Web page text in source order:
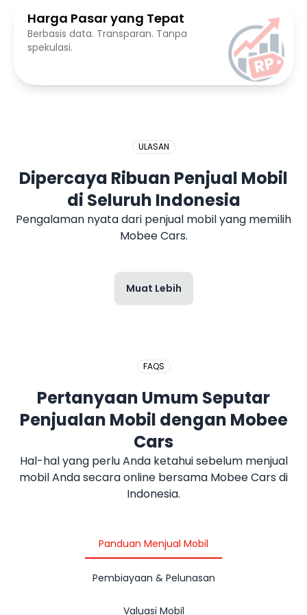
Harga Pasar yang Tepat
Berbasis data. Transparan. Tanpa
spekulasi.
ULASAN
Dipercaya Ribuan Penjual Mobil
di Seluruh Indonesia
Pengalaman nyata dari penjual mobil yang memilih
Mobee Cars.
Muat Lebih
FAQS
Pertanyaan Umum Seputar
Penjualan Mobil dengan Mobee
Cars
Hal-hal yang perlu Anda ketahui sebelum menjual
mobil Anda secara online bersama Mobee Cars di
Indonesia.
Panduan Menjual Mobil
Pembiayaan & Pelunasan
Valuasi Mobil